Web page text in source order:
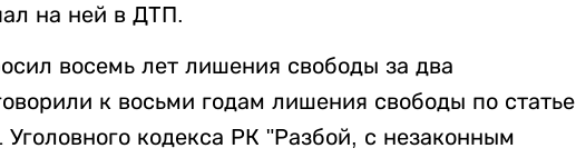
на ней в ДТП.
восемь лет лишения свободы за два
к восьми годам лишения свободы по статье
Уголовного кодекса РК "Разбой, с незаконным